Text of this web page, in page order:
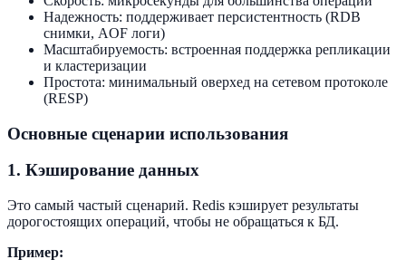
Надежность: поддерживает персистентность (RDB
снимки, AOF логи)
Масштабируемость: встроенная поддержка репликации
и кластеризации
Простота: минимальный оверхед на сетевом протоколе
(RESP)
Основные сценарии использования
1. Кэширование данных
Это самый частый сценарий. Redis кэширует результаты
дорогостоящих операций, чтобы не обращаться к БД.
Пример: